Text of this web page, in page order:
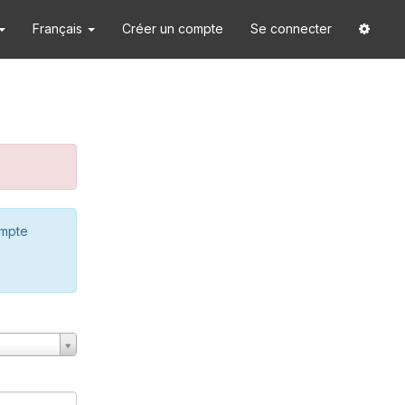
Français Créer un compte Se connecter